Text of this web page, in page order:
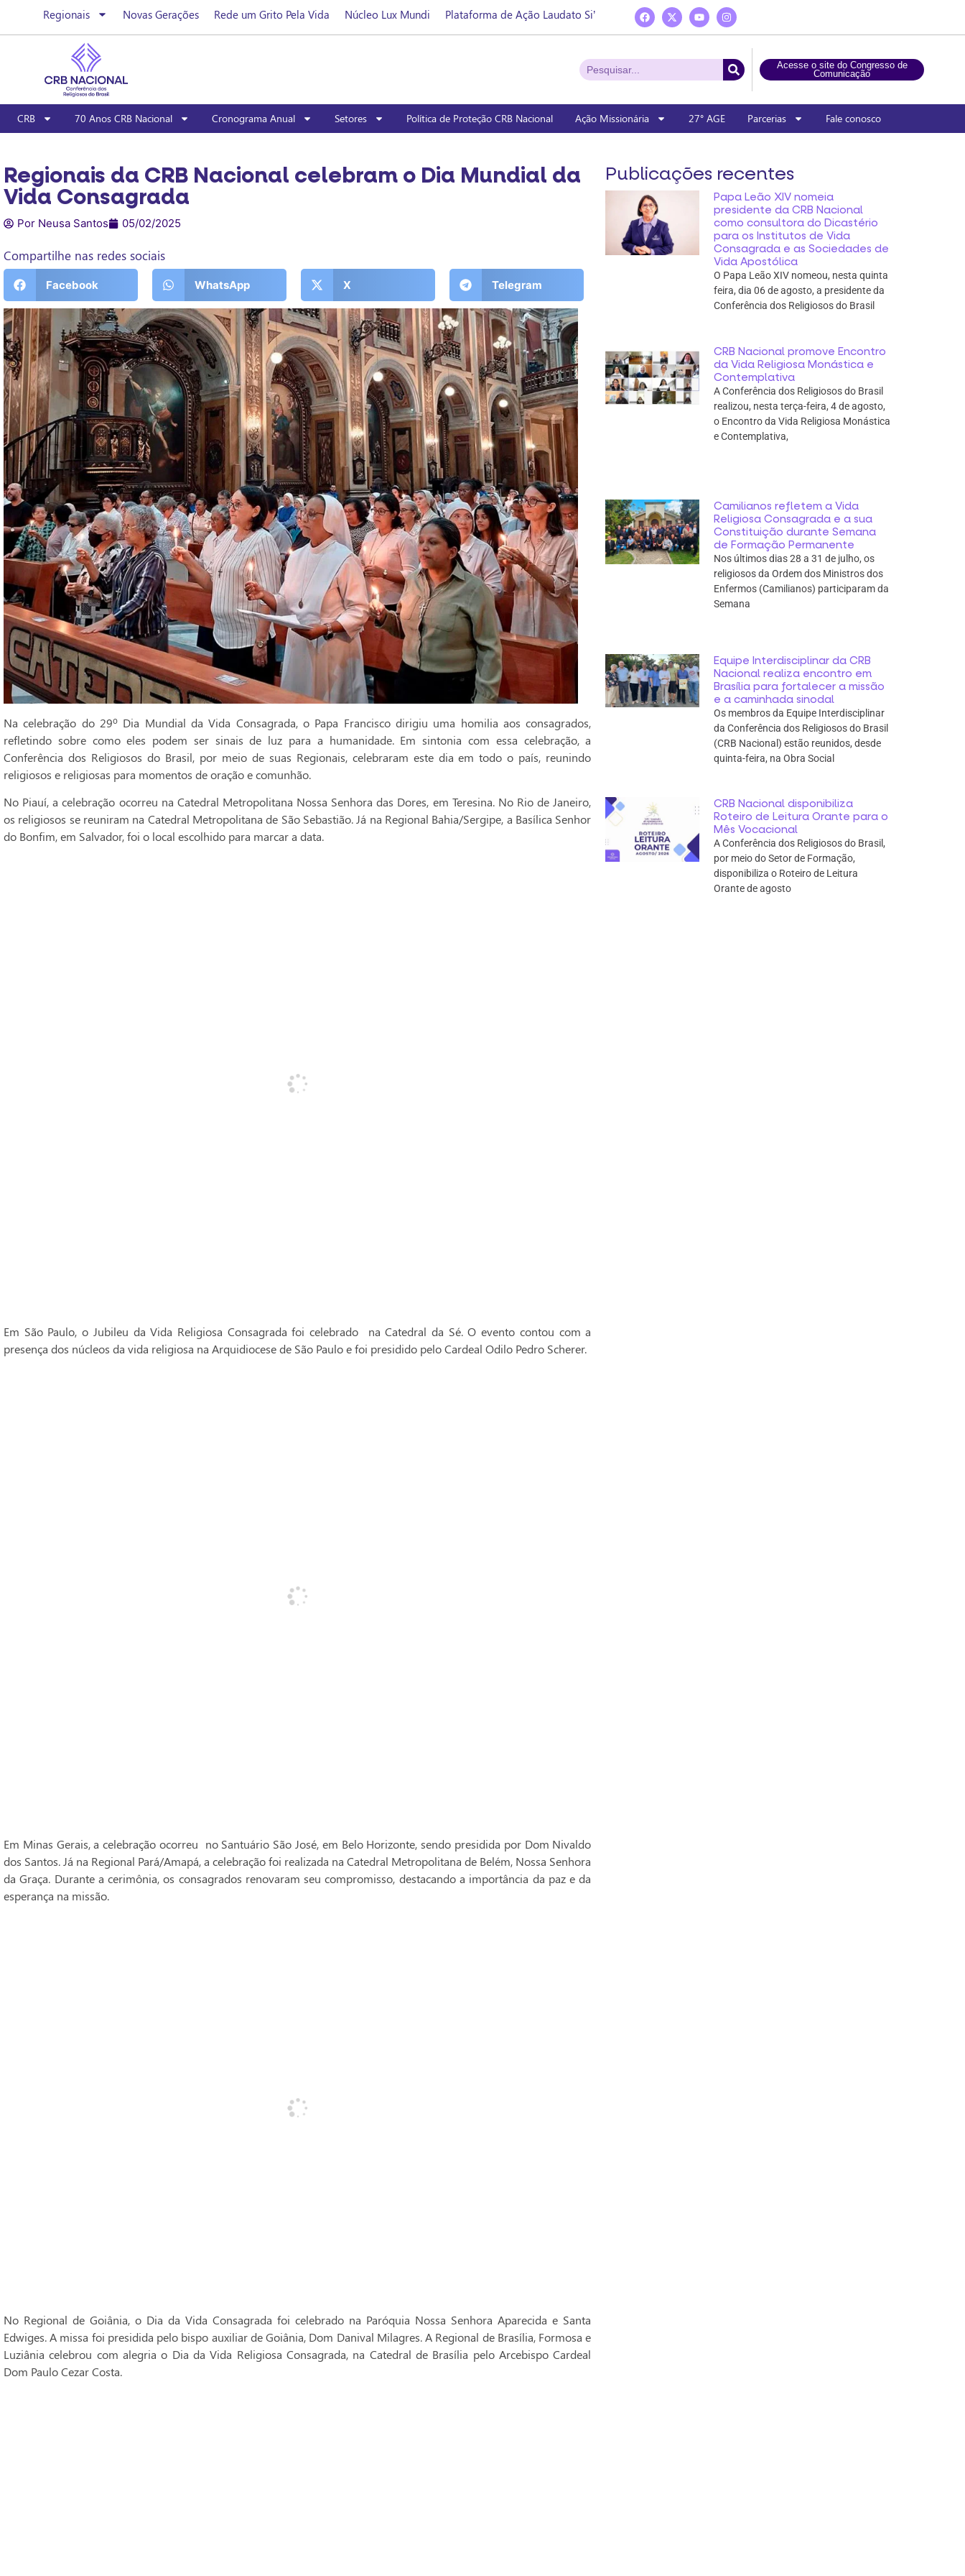
Regionais Novas Gerações Rede um Grito Pela Vida Núcleo Lux Mundi Plataforma de Ação Laudato Si’
Acesse o site do Congresso de
Comunicação
CRB 70 Anos CRB Nacional Cronograma Anual Setores Política de Proteção CRB Nacional Ação Missionária 27° AGE Parcerias Fale conosco
Regionais da CRB Nacional celebram o Dia Mundial da
Vida Consagrada
Por Neusa Santos 05/02/2025
Compartilhe nas redes sociais
Facebook WhatsApp X Telegram
Na celebração do 29º Dia Mundial da Vida Consagrada, o Papa Francisco dirigiu uma homilia aos consagrados,
refletindo sobre como eles podem ser sinais de luz para a humanidade. Em sintonia com essa celebração, a
Conferência dos Religiosos do Brasil, por meio de suas Regionais, celebraram este dia em todo o país, reunindo
religiosos e religiosas para momentos de oração e comunhão.
No Piauí, a celebração ocorreu na Catedral Metropolitana Nossa Senhora das Dores, em Teresina. No Rio de Janeiro,
os religiosos se reuniram na Catedral Metropolitana de São Sebastião. Já na Regional Bahia/Sergipe, a Basílica Senhor
do Bonfim, em Salvador, foi o local escolhido para marcar a data.
Em São Paulo, o Jubileu da Vida Religiosa Consagrada foi celebrado na Catedral da Sé. O evento contou com a
presença dos núcleos da vida religiosa na Arquidiocese de São Paulo e foi presidido pelo Cardeal Odilo Pedro Scherer.
Em Minas Gerais, a celebração ocorreu no Santuário São José, em Belo Horizonte, sendo presidida por Dom Nivaldo
dos Santos. Já na Regional Pará/Amapá, a celebração foi realizada na Catedral Metropolitana de Belém, Nossa Senhora
da Graça. Durante a cerimônia, os consagrados renovaram seu compromisso, destacando a importância da paz e da
esperança na missão.
No Regional de Goiânia, o Dia da Vida Consagrada foi celebrado na Paróquia Nossa Senhora Aparecida e Santa
Edwiges. A missa foi presidida pelo bispo auxiliar de Goiânia, Dom Danival Milagres. A Regional de Brasília, Formosa e
Luziânia celebrou com alegria o Dia da Vida Religiosa Consagrada, na Catedral de Brasília pelo Arcebispo Cardeal
Dom Paulo Cezar Costa.
Publicações recentes
Papa Leão XIV nomeia
presidente da CRB Nacional
como consultora do Dicastério
para os Institutos de Vida
Consagrada e as Sociedades de
Vida Apostólica
O Papa Leão XIV nomeou, nesta quinta
feira, dia 06 de agosto, a presidente da
Conferência dos Religiosos do Brasil
CRB Nacional promove Encontro
da Vida Religiosa Monástica e
Contemplativa
A Conferência dos Religiosos do Brasil
realizou, nesta terça-feira, 4 de agosto,
o Encontro da Vida Religiosa Monástica
e Contemplativa,
Camilianos refletem a Vida
Religiosa Consagrada e a sua
Constituição durante Semana
de Formação Permanente
Nos últimos dias 28 a 31 de julho, os
religiosos da Ordem dos Ministros dos
Enfermos (Camilianos) participaram da
Semana
Equipe Interdisciplinar da CRB
Nacional realiza encontro em
Brasília para fortalecer a missão
e a caminhada sinodal
Os membros da Equipe Interdisciplinar
da Conferência dos Religiosos do Brasil
(CRB Nacional) estão reunidos, desde
quinta-feira, na Obra Social
CRB Nacional disponibiliza
Roteiro de Leitura Orante para o
Mês Vocacional
A Conferência dos Religiosos do Brasil,
por meio do Setor de Formação,
disponibiliza o Roteiro de Leitura
Orante de agosto